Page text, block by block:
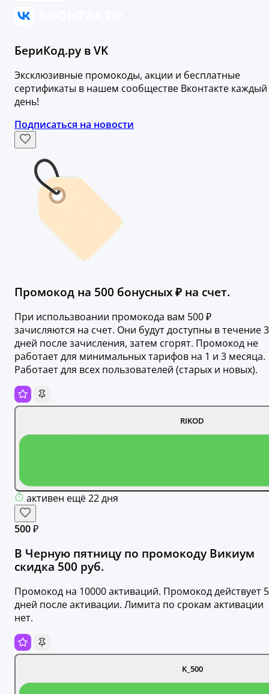
БериКод.ру в VK
Эксклюзивные промокоды, акции и бесплатные
сертификаты в нашем сообществе Вконтакте каждый
день!
Подписаться на новости
Промокод на 500 бонусных ₽ на счет.
При использвоании промокода вам 500 ₽
зачисляются на счет. Они будут доступны в течение 3
дней после зачисления, затем сгорят. Промокод не
работает для минимальных тарифов на 1 и 3 месяца.
Работает для всех пользователей (старых и новых).
RIKOD
активен ещё 22 дня
500 ₽
В Черную пятницу по промокоду Викиум
скидка 500 руб.
Промокод на 10000 активаций. Промокод действует 5
дней после активации. Лимита по срокам активации
нет.
K_500